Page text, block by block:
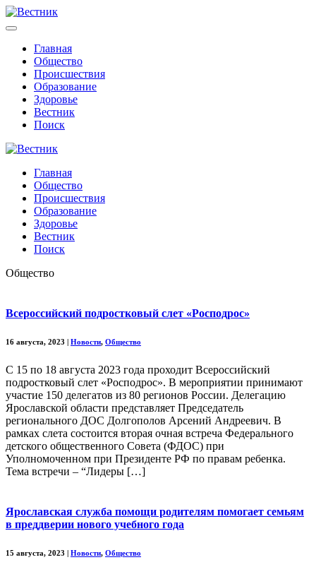
Главная
Общество
Происшествия
Образование
Здоровье
Вестник
Поиск
Главная
Общество
Происшествия
Образование
Здоровье
Вестник
Поиск
Общество
Всероссийский подростковый слет «Росподрос»
16 августа, 2023 Новости, Общество
С 15 по 18 августа 2023 года проходит Всероссийский
подростковый слет «Росподрос». В мероприятии принимают
участие 150 делегатов из 80 регионов России. Делегацию
Ярославской области представляет Председатель
регионального ДОС Долгополов Арсений Андреевич. В
рамках слета состоится вторая очная встреча Федерального
детского общественного Совета (ФДОС) при
Уполномоченном при Президенте РФ по правам ребенка.
Тема встречи – “Лидеры […]
Ярославская служба помощи родителям помогает семьям
в преддверии нового учебного года
15 августа, 2023 Новости, Общество